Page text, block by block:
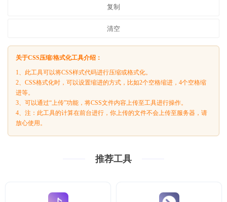
复制
清空
关于CSS压缩/格式化工具介绍：
1、此工具可以将CSS样式代码进行压缩或格式化。
2、CSS格式化时，可以设置缩进的方式，比如2个空格缩进，4个空格缩
进等。
3、可以通过“上传”功能，将CSS文件内容上传至工具进行操作。
4、注：此工具的计算在前台进行，你上传的文件不会上传至服务器，请
放心使用。
推荐工具